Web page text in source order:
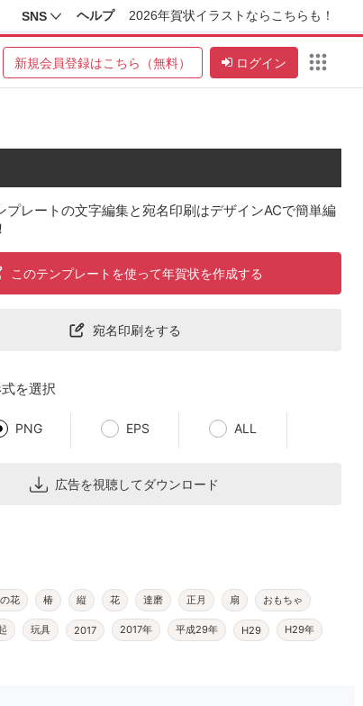
SNS ヘルプ 2026年賀状イラストならこちらも！
新規会員登録はこちら（無料） ログイン
プレートの文字編集と宛名印刷はデザインACで簡単編
このテンプレートを使って年賀状を作成する
宛名印刷をする
を選択
PNG EPS ALL
広告を視聴してダウンロード
花 椿 縦 花 達磨 正月 扇 おもちゃ
玩具 2017 2017年 平成29年 H29 H29年